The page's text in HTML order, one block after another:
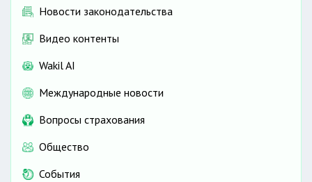
Новости законодательства
Видео контенты
Wakil AI
Международные новости
Вопросы страхования
Общество
События